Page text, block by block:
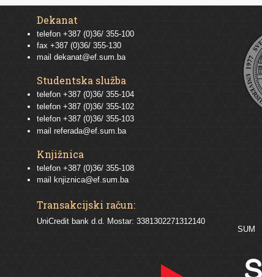
Dekanat
telefon +387 (0)36/ 355-100
fax +387 (0)36/ 355-130
mail dekanat@ef.sum.ba
Studentska služba
telefon +387 (0)36/ 355-104
telefon +387 (0)36/ 355-102
telefon +387 (0)36/ 355-103
mail referada@ef.sum.ba
Knjižnica
telefon +387 (0)36/ 355-108
mail
knjiznica@ef.sum.ba
Transakcijski račun:
UniCredit bank d.d. Mostar: 3381302271312140
SUM